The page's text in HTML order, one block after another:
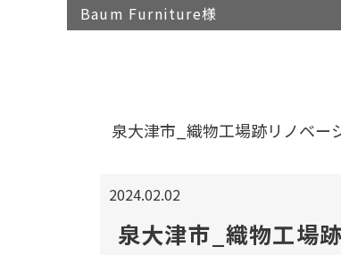
Baum Furniture様
泉大津市_織物工場跡リノベー
2024.02.02
泉大津市_織物工場